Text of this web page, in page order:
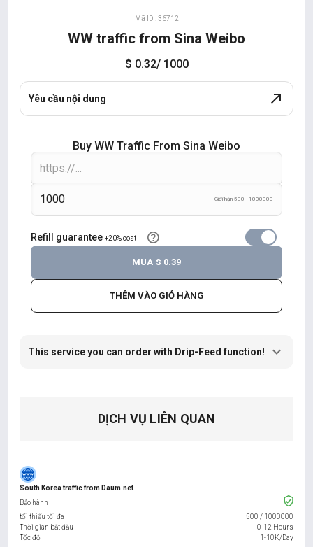
Mã ID : 36712
WW traffic from Sina Weibo
$ 0.32/ 1000
Yêu cầu nội dung
Buy WW Traffic From Sina Weibo
Giới hạn 500 - 1000000
Refill guarantee +20% cost
THÊM VÀO GIỎ HÀNG
MUA $ 0.39
This service you can order with Drip-Feed function!
DỊCH VỤ LIÊN QUAN
South Korea traffic from Daum.net
Bảo hành
tối thiểu tối đa
500 / 1000000
Thời gian bắt đầu
0-12 Hours
Tốc độ
1-10K/Day